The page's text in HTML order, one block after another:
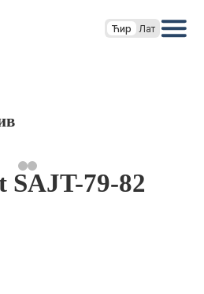
Ћир Лат
SAJT-79-82